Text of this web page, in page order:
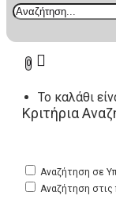
0
Το καλάθι
Κριτήρια
Αναζήτηση σε
Αναζήτηση στις